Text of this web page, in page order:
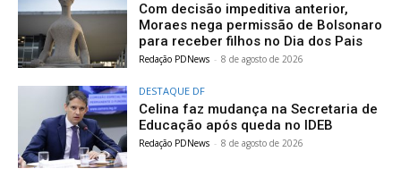
Com decisão impeditiva anterior,
Moraes nega permissão de Bolsonaro
para receber filhos no Dia dos Pais
Redação PDNews - 8 de agosto de 2026
DESTAQUE DF
Celina faz mudança na Secretaria de
Educação após queda no IDEB
Redação PDNews - 8 de agosto de 2026